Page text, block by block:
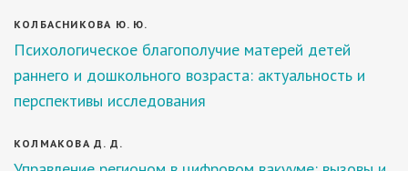
КОЛБАСНИКОВА Ю. Ю.
Психологическое благополучие матерей детей
раннего и дошкольного возраста: актуальность и
перспективы исследования
КОЛМАКОВА Д. Д.